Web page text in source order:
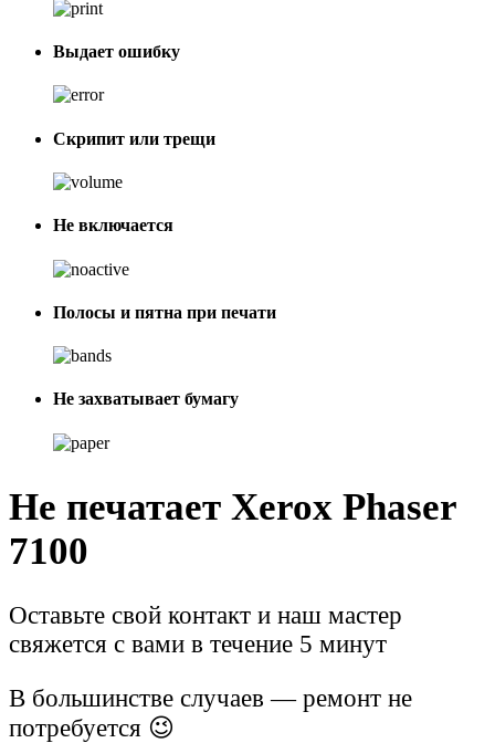
Выдает ошибку
Скрипит или трещи
Не включается
Полосы и пятна при печати
Не захватывает бумагу
Не печатает Xerox Phaser
7100
Оставьте свой контакт и наш мастер
свяжется с вами в течение 5 минут
В большинстве случаев — ремонт не
потребуется 😉